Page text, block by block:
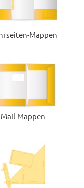
Mappen
Mail-Mappen